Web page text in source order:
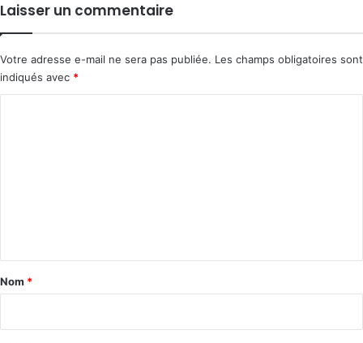
Laisser un commentaire
Votre adresse e-mail ne sera pas publiée. Les champs obligatoires sont
indiqués avec *
a
Nom *